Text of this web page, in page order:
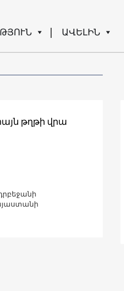
ԱՎԵԼԻՆ
թղթի վրա